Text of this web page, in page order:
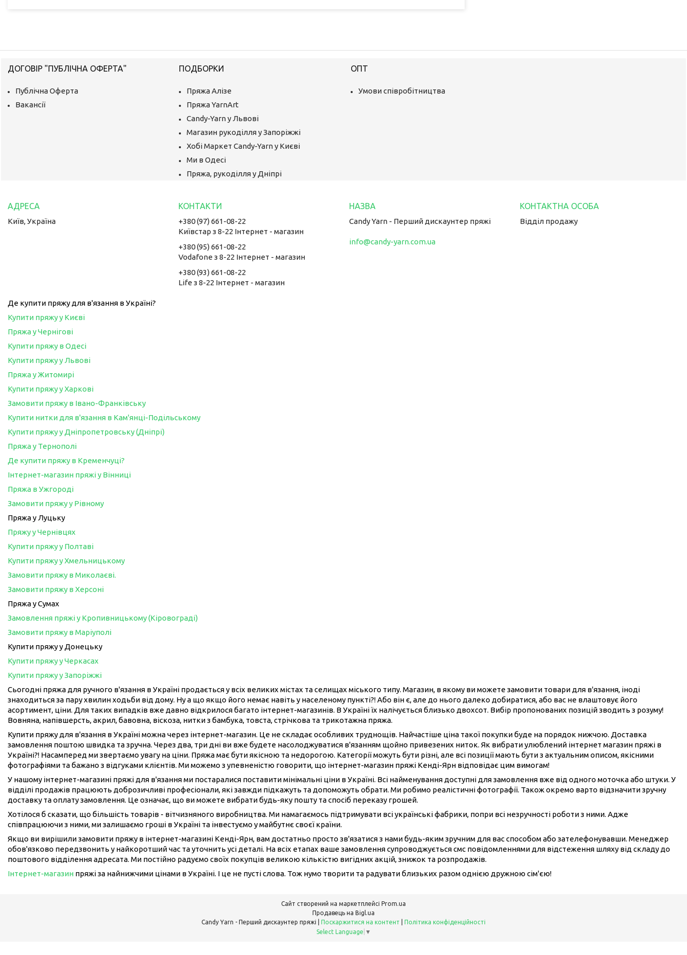
ДОГОВІР "ПУБЛІЧНА ОФЕРТА"
Публічна Оферта
Вакансії
ПОДБОРКИ
Пряжа Алізе
Пряжа YarnArt
Candy-Yarn у Львові
Магазин рукоділля у Запоріжжі
Хобі Маркет Candy-Yarn у Києві
Ми в Одесі
Пряжа, рукоділля у Дніпрі
ОПТ
Умови співробітництва
Київ, Україна
+380 (97) 661-08-22
Київстар з 8-22 Інтернет - магазин
+380 (95) 661-08-22
Vodafone з 8-22 Інтернет - магазин
+380 (93) 661-08-22
Life з 8-22 Інтернет - магазин
Candy Yarn - Перший дискаунтер пряжі
info@candy-yarn.com.ua
Відділ продажу
Де купити пряжу для в'язання в Україні?
Купити пряжу у Києві
Пряжа у Чернігові
Купити пряжу в Одесі
Купити пряжу у Львові
Пряжа у Житомирі
Купити пряжу у Харкові
Замовити пряжу в Івано-Франківську
Купити нитки для в'язання в Кам'янці-Подільському
Купити пряжу у Дніпропетровську (Дніпрі)
Пряжа у Тернополі
Де купити пряжу в Кременчуці?
Інтернет-магазин пряжі у Вінниці
Пряжа в Ужгороді
Замовити пряжу у Рівному
Пряжа у Луцьку
Пряжу у Чернівцях
Купити пряжу у Полтаві
Купити пряжу у Хмельницькому
Замовити пряжу в Миколаєві.
Замовити пряжу в Херсоні
Пряжа у Сумах
Замовлення пряжі у Кропивницькому (Кіровограді)
Замовити пряжу в Маріуполі
Купити пряжу у Донецьку
Купити пряжу у Черкасах
Купити пряжу у Запоріжжі
Сьогодні пряжа для ручного в'язання в Україні продається у всіх великих містах та селищах міського типу. Магазин, в якому ви можете замовити товари для в'язання, іноді
знаходиться за пару хвилин ходьби від дому. Ну а що якщо його немає навіть у населеному пункті?! Або він є, але до нього далеко добиратися, або вас не влаштовує його
асортимент, ціни. Для таких випадків вже давно відкрилося багато інтернет-магазинів. В Україні їх налічується близько двохсот. Вибір пропонованих позицій зводить з розуму!
Вовняна, напівшерсть, акрил, бавовна, віскоза, нитки з бамбука, товста, стрічкова та трикотажна пряжа.
Купити пряжу для в'язання в Україні можна через інтернет-магазин. Це не складає особливих труднощів. Найчастіше ціна такої покупки буде на порядок нижчою. Доставка
замовлення поштою швидка та зручна. Через два, три дні ви вже будете насолоджуватися в'язанням щойно привезених ниток. Як вибрати улюблений інтернет магазин пряжі в
Україні?! Насамперед ми звертаємо увагу на ціни. Пряжа має бути якісною та недорогою. Категорії можуть бути різні, але всі позиції мають бути з актуальним описом, якісними
фотографіями та бажано з відгуками клієнтів. Ми можемо з упевненістю говорити, що інтернет-магазин пряжі Кенді-Ярн відповідає цим вимогам!
У нашому інтернет-магазині пряжі для в'язання ми постаралися поставити мінімальні ціни в Україні. Всі найменування доступні для замовлення вже від одного моточка або штуки. У
відділі продажів працюють доброзичливі професіонали, які завжди підкажуть та допоможуть обрати. Ми робимо реалістичні фотографії. Також окремо варто відзначити зручну
доставку та оплату замовлення. Це означає, що ви можете вибрати будь-яку пошту та спосіб переказу грошей.
Хотілося б сказати, що більшість товарів - вітчизняного виробництва. Ми намагаємось підтримувати всі українські фабрики, попри всі незручності роботи з ними. Адже
співпрацюючи з ними, ми залишаємо гроші в Україні та інвестуємо у майбутнє своєї країни.
Якщо ви вирішили замовити пряжу в інтернет-магазині Кенді-Ярн, вам достатньо просто зв'язатися з нами будь-яким зручним для вас способом або зателефонувавши. Менеджер
обов'язково передзвонить у найкоротший час та уточнить усі деталі. На всіх етапах ваше замовлення супроводжується смс повідомленнями для відстеження шляху від складу до
поштового відділення адресата. Ми постійно радуємо своїх покупців великою кількістю вигідних акцій, знижок та розпродажів.
Інтернет-магазин пряжі за найнижчими цінами в Україні. І це не пусті слова. Тож нумо творити та радувати близьких разом однією дружною сім'єю!
Сайт створений на маркетплейсі Prom.ua
Продавець на Bigl.ua
Поскаржитися на контент
Політика конфіденційності
Select Language ▼